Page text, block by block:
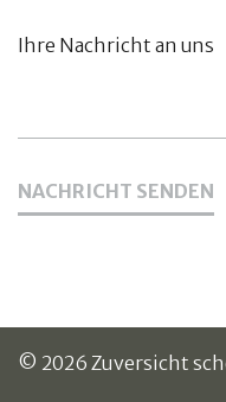
NACHRICHT SENDEN
© 2026 Zuversicht